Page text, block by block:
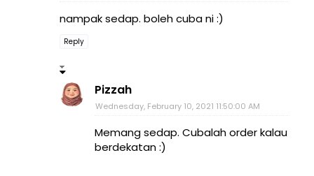
nampak sedap. boleh cuba ni :)
Reply
Pizzah
Wednesday, February 10, 2021 11:50:00 AM
Memang sedap. Cubalah order kalau
berdekatan :)